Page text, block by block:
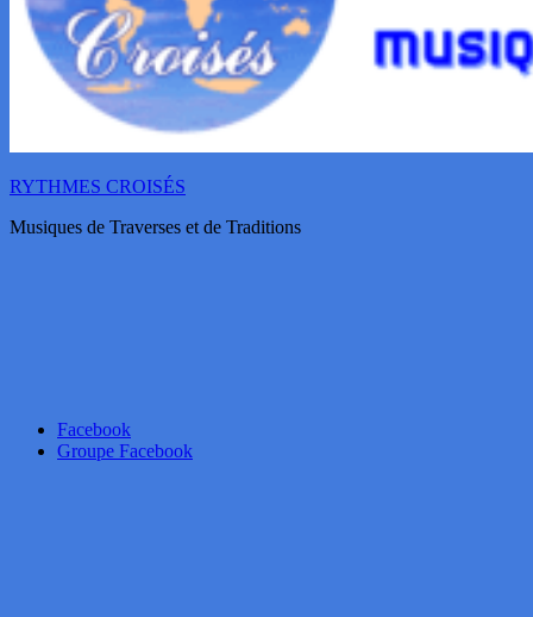
RYTHMES CROISÉS
Musiques de Traverses et de Traditions
Facebook
Groupe Facebook